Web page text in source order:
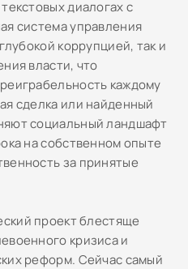
диалогах с
система управления
коррупцией, так и
власти, что
каждому
сделка или найденный
социальный ландшафт
на собственном опыте
за принятые
проект блестяще
кризиса и
реформ. Сейчас самый